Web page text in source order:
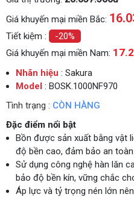
Giá khuyến mại miền Bắc:
Tiết kiệm :
-20%
Giá khuyến mại miền Nam:
Nhãn hiệu : Sakura
Model : BOSK.1000NF970
Tình trạng : CÒN HÀNG
Đặc điểm nổi bật
Bồn được sản xuất bằng vật
độ bền cao, đảm bảo an
Sử dụng công nghệ hàn lăn
bảo độ bền kín, vững chắc
Áp lực và tỷ trọng nén lớn